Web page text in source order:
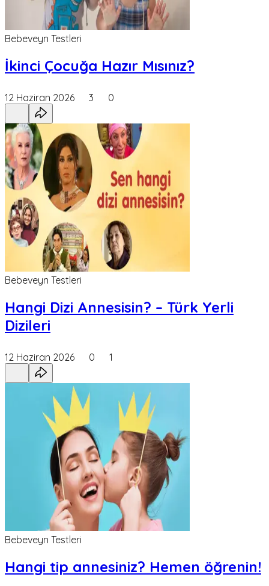
Bebeveyn Testleri
İkinci Çocuğa Hazır Mısınız?
12 Haziran 2026 3 0
Bebeveyn Testleri
Hangi Dizi Annesisin? – Türk Yerli
Dizileri
12 Haziran 2026 0 1
Bebeveyn Testleri
Hangi tip annesiniz? Hemen öğrenin!